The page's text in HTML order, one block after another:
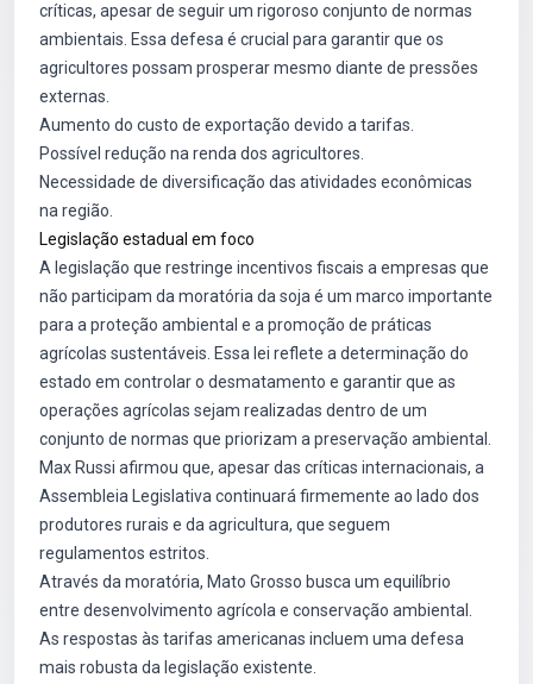
críticas, apesar de seguir um rigoroso conjunto de normas
ambientais. Essa defesa é crucial para garantir que os
agricultores possam prosperar mesmo diante de pressões
externas.
Aumento do custo de exportação devido a tarifas.
Possível redução na renda dos agricultores.
Necessidade de diversificação das atividades econômicas
na região.
Legislação estadual em foco
A legislação que restringe incentivos fiscais a empresas que
não participam da moratória da soja é um marco importante
para a proteção ambiental e a promoção de práticas
agrícolas sustentáveis. Essa lei reflete a determinação do
estado em controlar o desmatamento e garantir que as
operações agrícolas sejam realizadas dentro de um
conjunto de normas que priorizam a preservação ambiental.
Max Russi afirmou que, apesar das críticas internacionais, a
Assembleia Legislativa continuará firmemente ao lado dos
produtores rurais e da agricultura, que seguem
regulamentos estritos.
Através da moratória, Mato Grosso busca um equilíbrio
entre desenvolvimento agrícola e conservação ambiental.
As respostas às tarifas americanas incluem uma defesa
mais robusta da legislação existente.